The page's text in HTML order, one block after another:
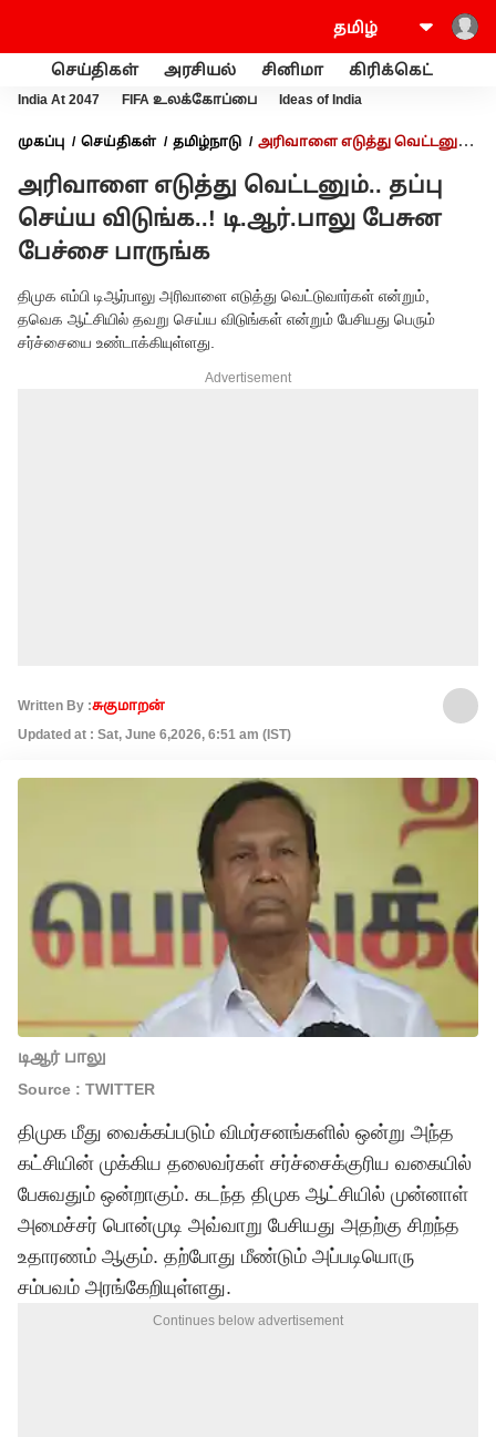
செய்திகள் அரசியல் சினிமா கிரிக்கெட்
India At 2047 FIFA உலக்கோப்பை Ideas of India
முகப்பு செய்திகள் தமிழ்நாடு
அரிவாளை எடுத்து வெட்டனும்..
அரிவாளை எடுத்து வெட்டனும்.. தப்பு
செய்ய விடுங்க..! டி.ஆர்.பாலு பேசுன
பேச்சை பாருங்க
திமுக எம்பி டிஆர்பாலு அரிவாளை எடுத்து வெட்டுவார்கள் என்றும்,
தவெக ஆட்சியில் தவறு செய்ய விடுங்கள் என்றும் பேசியது பெரும்
சர்ச்சையை உண்டாக்கியுள்ளது.
Advertisement
Written By :சுகுமாறன்
Updated at : Sat, June 6,2026, 6:51 am (IST)
டிஆர் பாலு
Source : TWITTER
திமுக மீது வைக்கப்படும் விமர்சனங்களில் ஒன்று அந்த
கட்சியின் முக்கிய தலைவர்கள் சர்ச்சைக்குரிய வகையில்
பேசுவதும் ஒன்றாகும். கடந்த திமுக ஆட்சியில் முன்னாள்
அமைச்சர் பொன்முடி அவ்வாறு பேசியது அதற்கு சிறந்த
உதாரணம் ஆகும். தற்போது மீண்டும் அப்படியொரு
சம்பவம் அரங்கேறியுள்ளது.
Continues below advertisement